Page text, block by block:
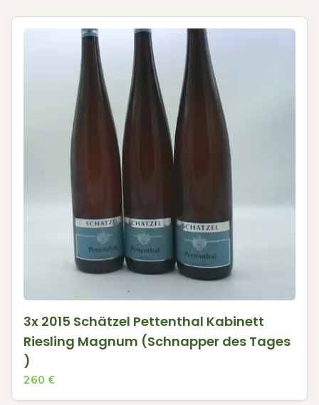
3x 2015 Schätzel Pettenthal Kabinett
Riesling Magnum (Schnapper des Tages
)
260 €